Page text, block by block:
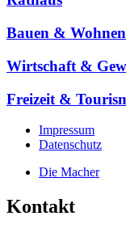
Bauen & Wohnen
Wirtschaft &
Freizeit &
Impressum
Datenschutz
Die Macher
Kontakt